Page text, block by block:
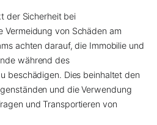
der Sicherheit bei
Vermeidung von Schäden am
achten darauf, die Immobilie und
während des
beschädigen. Dies beinhaltet den
und die Verwendung
und Transportieren von